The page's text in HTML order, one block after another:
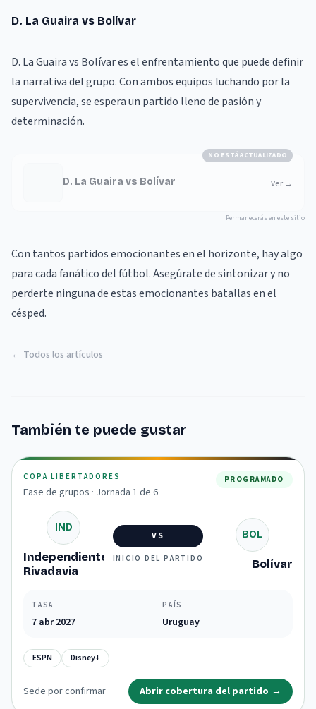
D. La Guaira vs Bolívar
D. La Guaira vs Bolívar es el enfrentamiento que puede definir
la narrativa del grupo. Con ambos equipos luchando por la
supervivencia, se espera un partido lleno de pasión y
determinación.
NO ESTÁ ACTUALIZADO
D. La Guaira vs Bolívar Ver →
Permanecerás en este sitio
Con tantos partidos emocionantes en el horizonte, hay algo
para cada fanático del fútbol. Asegúrate de sintonizar y no
perderte ninguna de estas emocionantes batallas en el
césped.
← Todos los artículos
También te puede gustar
COPA LIBERTADORES
Fase de grupos · Jornada 1 de 6
PROGRAMADO
IND
Independiente
Rivadavia
VS
INICIO DEL PARTIDO
BOL
Bolívar
TASA
7 abr 2027
PAÍS
Uruguay
ESPN Disney+
Sede por confirmar Abrir cobertura del partido →